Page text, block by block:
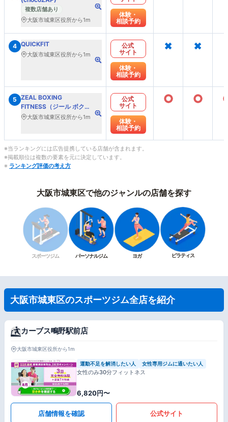
複数店舗あり
大阪市城東区役所から1m
体験・
相談予約
4 QUICKFIT
大阪市城東区役所から1m
公式
サイト
体験・
相談予約
× ×
5 ZEAL BOXING
FITNESS（ジール ボクシ
ング フィットネス）
大阪市城東区役所から1m
公式
サイト
体験・
相談予約
○ ○
※当ランキングには広告提携している店舗が含まれます。
※掲載順位は複数の要素を元に決定しています。
※ ランキング評価の考え方
大阪市城東区で他のジャンルの店舗を探す
スポーツジム パーソナルジム ヨガ ピラティス
大阪市城東区のスポーツジム全店を紹介
カーブス鴫野駅前店
大阪市城東区役所から1m
運動不足を解消したい人 女性専用ジムに通いたい人
女性のみ30分フィットネス
6,820円〜
店舗情報を確認 公式サイト